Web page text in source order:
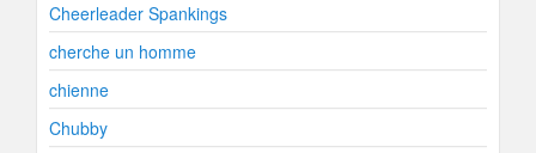
Cheerleader Spankings
cherche un homme
chienne
Chubby